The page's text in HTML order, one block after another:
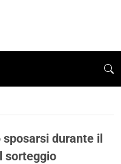
durante il
sorteggio